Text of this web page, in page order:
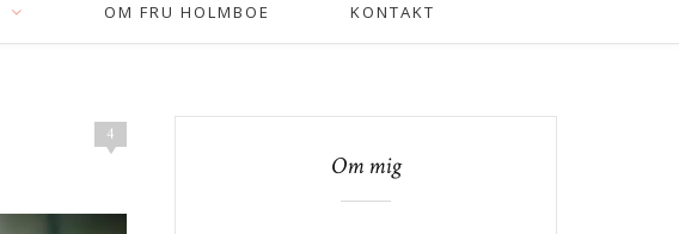
OM FRU HOLMBOE KONTAKT
4
Om mig